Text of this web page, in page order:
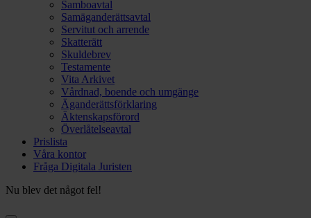
Samboavtal
Samäganderättsavtal
Servitut och arrende
Skatterätt
Skuldebrev
Testamente
Vita Arkivet
Vårdnad, boende och umgänge
Äganderättsförklaring
Äktenskapsförord
Överlåtelseavtal
Prislista
Våra kontor
Fråga Digitala Juristen
Nu blev det något fel!